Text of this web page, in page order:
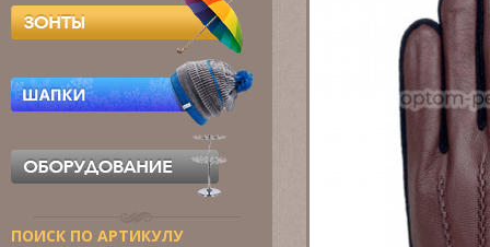
ПОИСК ПО АРТИКУЛУ